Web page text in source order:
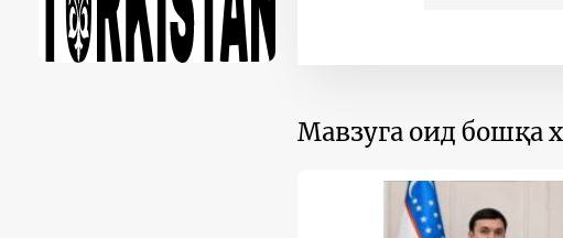
Мавзуга оид бошқа